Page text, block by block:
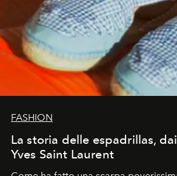
FASHION
La storia delle espadrillas,
Yves Saint Laurent